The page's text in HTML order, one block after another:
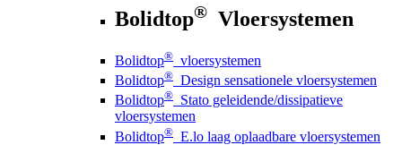
Bolidtop® Vloersystemen
Bolidtop® vloersystemen
Bolidtop® Design sensationele vloersystemen
Bolidtop® Stato geleidende/dissipatieve
vloersystemen
Bolidtop® E.lo laag oplaadbare vloersystemen